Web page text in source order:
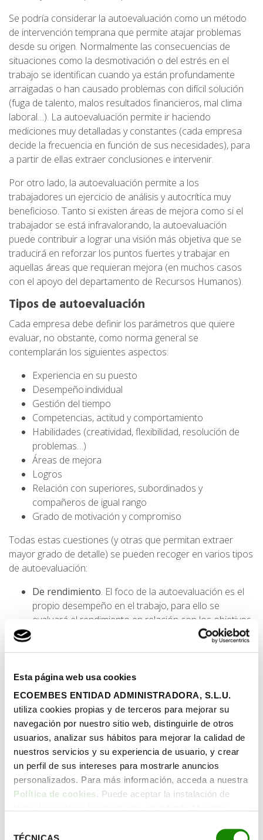
Esta página web usa cookies
ECOEMBES ENTIDAD ADMINISTRADORA, S.L.U.
utiliza cookies propias y de terceros para mejorar su
navegación por nuestro sitio web, distinguirle de otros
usuarios, analizar sus hábitos para mejorar la calidad de
nuestros servicios y su experiencia de usuario, y crear
un perfil de sus intereses para mostrarle anuncios
personalizados. Para más información, acceda a nuestra
Política de cookies. Puede aceptar la instalación de
botón “Configurar cookies”, o rechazar su instalación,
TÉCNICAS
Se podría considerar la autoevaluación como un método
de intervención temprana que permite atajar problemas
desde su origen. Normalmente las consecuencias de
situaciones como la desmotivación o del estrés en el
trabajo se identifican cuando ya están profundamente
arraigadas o han causado problemas con difícil solución
(fuga de talento, malos resultados financieros, mal clima
laboral…). La autoevaluación permite ir haciendo
mediciones muy detalladas y constantes (cada empresa
decide la frecuencia en función de sus necesidades), para
a partir de ellas extraer conclusiones e intervenir.
Por otro lado, la autoevaluación permite a los
trabajadores un ejercicio de análisis y autocrítica muy
beneficioso. Tanto si existen áreas de mejora como si el
trabajador se está infravalorando, la autoevaluación
puede contribuir a lograr una visión más objetiva que se
traducirá en reforzar los puntos fuertes y trabajar en
aquellas áreas que requieran mejora (en muchos casos
con el apoyo del departamento de Recursos Humanos).
Tipos de autoevaluación
Cada empresa debe definir los parámetros que quiere
evaluar, no obstante, como norma general se
contemplarán los siguientes aspectos:
Experiencia en su puesto
Desempeño individual
Gestión del tiempo
Competencias, actitud y comportamiento
Habilidades (creatividad, flexibilidad, resolución de
problemas…)
Áreas de mejora
Logros
Relación con superiores, subordinados y
compañeros de igual rango
Grado de motivación y compromiso
Todas estas cuestiones (y otras que permitan extraer
mayor grado de detalle) se pueden recoger en varios tipos
de autoevaluación:
De rendimiento. El foco de la autoevaluación es el
propio desempeño en el trabajo, para ello se
evaluará el rendimiento en relación con los objetivos
fijados y las responsabilidades asociadas al puesto
caso la autoevaluación trata de ayudar al trabajador
a identificar sus fortalezas y debilidades en relación
con las competencias y habilidades y necesarias
para el desempeño de su puesto. Este ejercicio
permite identificar tanto logros y desafíos como
áreas de mejora.
Metas profesionales. La identificación de metas
profesionales está muy vinculada a la motivación y el
rendimiento. A lo largo de la carrera profesional las
metas pueden cambiar, desdibujarse… gracias a este
objetivos e identificar las áreas en las que desea